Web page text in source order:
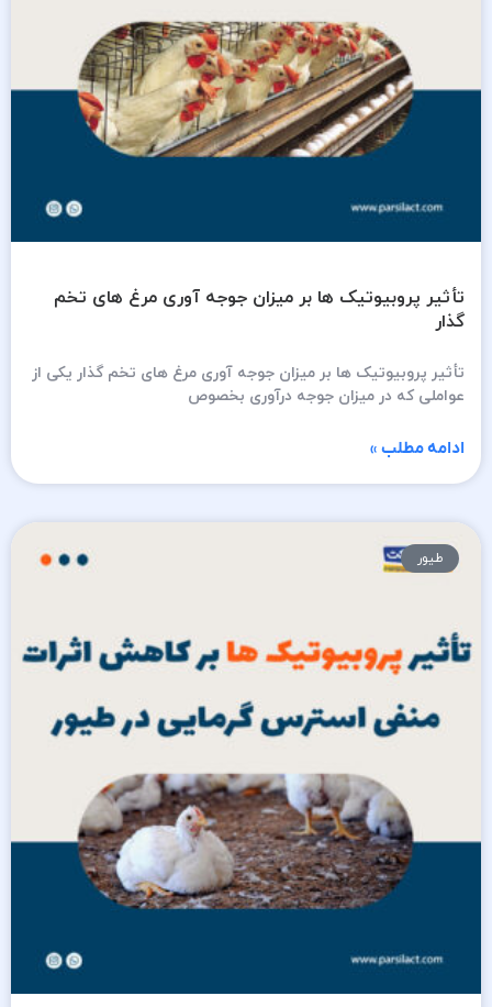
تأثیر پروبیوتیک ها بر میزان جوجه آوری مرغ های تخم
گذار
تأثیر پروبیوتیک ها بر میزان جوجه آوری مرغ های تخم گذار یکی از
عواملی که در میزان جوجه درآوری بخصوص
ادامه مطلب »
طیور